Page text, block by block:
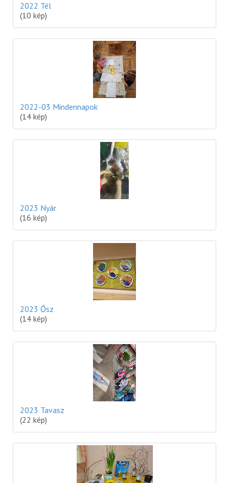
2022 Tél
(10 kép)
2022-03 Mindennapok
(14 kép)
2023 Nyár
(16 kép)
2023 Ősz
(14 kép)
2023 Tavasz
(22 kép)